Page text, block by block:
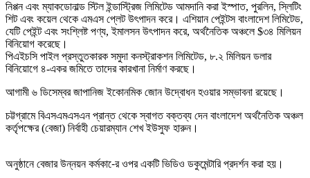
নিপ্পন এবং ম্যাকডোনাল্ড স্টিল ইন্ডাস্ট্রিজ লিমিটেড আমদানি করা ইস্পাত, পুরলিন, স্লিটিং
শিট এবং কয়েল থেকে এমএস প্লেট উৎপাদন করে। এশিয়ান পেইন্টস বাংলাদেশ লিমিটেড,
যেটি পেইন্ট এবং সংশ্লিষ্ট পণ্য, ইমালসন উৎপাদন করে, অর্থনৈতিক অঞ্চলে $৩৪ মিলিয়ন
বিনিয়োগ করেছে।
পিএইচসি পাইল প্রস্তুতকারক সমুদা কনস্ট্রাকশন লিমিটেড, ৮.২ মিলিয়ন ডলার
বিনিয়োগে ৪-একর জমিতে তাদের কারখানা নির্মাণ করছে।
আগামী ৬ ডিসেম্বর জাপানিজ ইকোনমিক জোন উদ্বোধন হওয়ার সম্ভাবনা রয়েছে।
চট্টগ্রামে বিএসএমএসএন প্রান্ত থেকে স্বাগত বক্তব্য দেন বাংলাদেশ অর্থনৈতিক অঞ্চল
কর্তৃপক্ষের (বেজা) নির্বাহী চেয়ারম্যান শেখ ইউসুফ হারুন।
অনুষ্ঠানে বেজার উন্নয়ন কর্মকা-ের ওপর একটি ভিডিও ডকুমেন্টারি প্রদর্শন করা হয়।